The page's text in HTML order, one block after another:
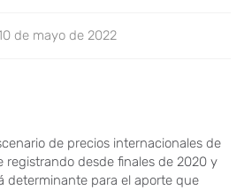
de mayo de 2022
de precios internacionales de
registrando desde finales de 2020 y
determinante para el aporte que